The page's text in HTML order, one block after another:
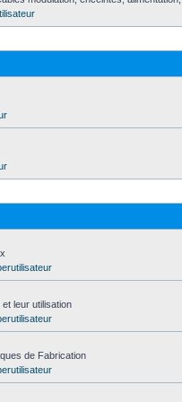
leur utilisation
de Fabrication